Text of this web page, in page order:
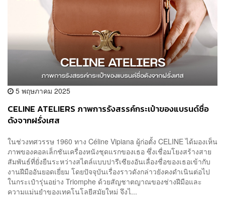
5 พฤษภาคม 2025
CELINE ATELIERS ภาพการรังสรรค์กระเป๋าของแบรนด์ชื่อ
ดังจากฝรั่งเศส
ในช่วงทศวรรษ 1960 ทาง Céline Vipiana ผู้ก่อตั้ง CELINE ได้มองเห็น
ภาพของคอลเล็กชันเครื่องหนังชุดแรกของเธอ ซึ่งเชื่อมโยงสร้างสาย
สัมพันธ์ที่ยั่งยืนระหว่างสไตล์แบบปารีเซียงอันเลื่องชื่อของเธอเข้ากับ
งานฝีมืออันยอดเยี่ยม โดยปัจจุบันเรื่องราวดังกล่าวยังคงดำเนินต่อไป
ในกระเป๋ารุ่นอย่าง Triomphe ด้วยสัญชาตญาณของช่างฝีมือและ
ความแม่นยำของเทคโนโลยีสมัยใหม่ จึงไ...